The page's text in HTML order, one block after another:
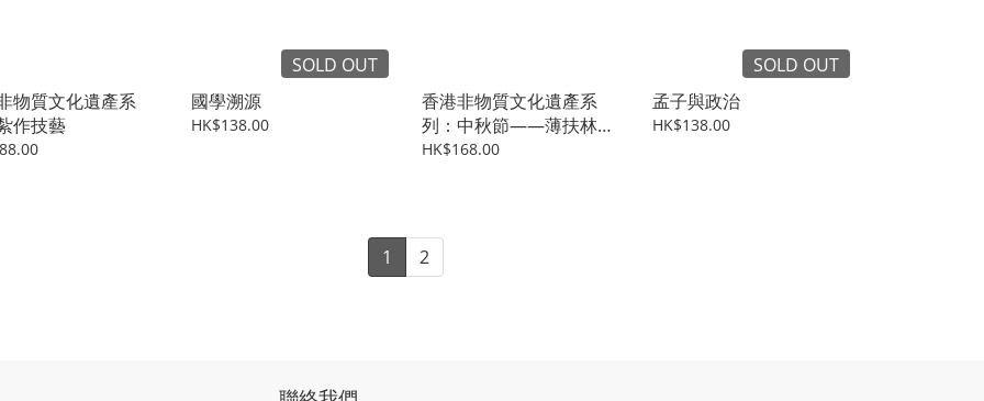
物質文化遺產系
作技藝
SOLD OUT
國學溯源
HK$138.00
香港非物質文化遺產系
列：中秋節——薄扶林舞
火龍
HK$168.00
SOLD OUT
孟子與政治
HK$138.00
1 2